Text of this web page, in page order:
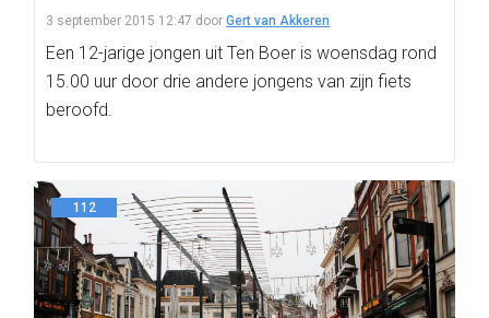
3 september 2015 12:47 door Gert van Akkeren
Een 12-jarige jongen uit Ten Boer is woensdag rond
15.00 uur door drie andere jongens van zijn fiets
beroofd.
112